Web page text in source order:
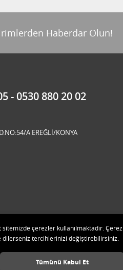
Haberdar Olun!
0530 880 20 02
A EREĞLİ/KONYA
çerezler kullanılmaktadır. Çerez
dilerseniz tercihlerinizi değiştirebilirsiniz.
Tümünü Kabul Et